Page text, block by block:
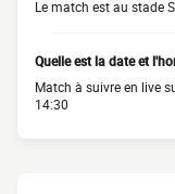
Le match est au stade
Quelle est la date et
Match à suivre en live
14:30